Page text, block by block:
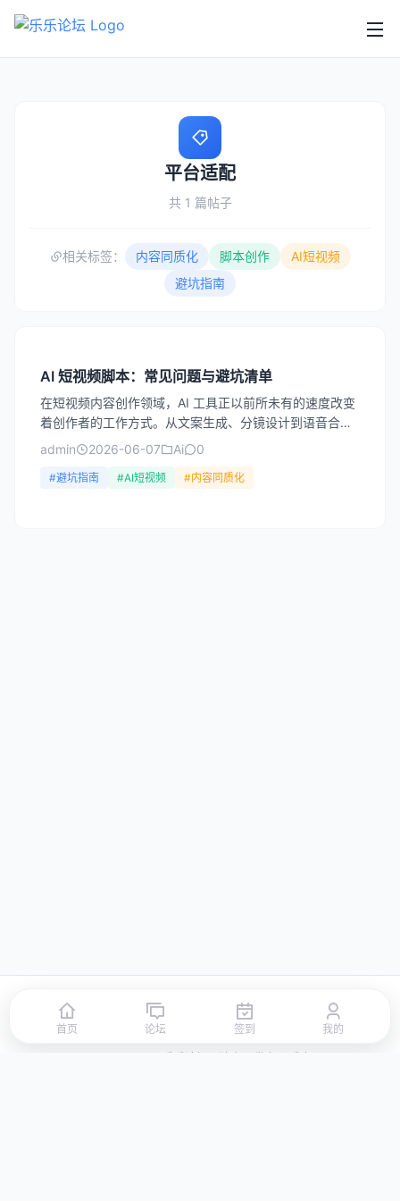
平台适配
共 1 篇帖子
相关标签： 内容同质化 脚本创作
AI短视频
避坑指南
AI 短视频脚本：常见问题与避坑清单
在短视频内容创作领域，AI 工具正以前所未有的速度改变
着创作者的工作方式。从文案生成、分镜设计到语音合
成，AI 能极大提升效率，但同时也带来了诸多陷阱。许多
admin 2026-06-07 Ai 0
#避坑指南 #AI短视频 #内容同质化
首页 签到 积分商城 站点地图
© 2026 LLBBS 乐乐论坛 · 独立开发者阿乐出品
首页 论坛 签到 我的